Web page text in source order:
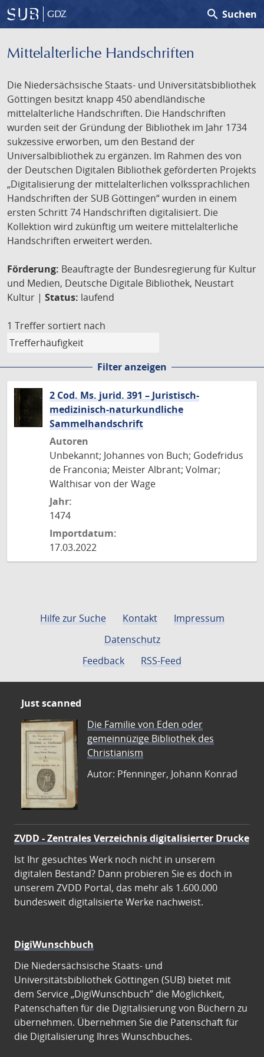
GDZ search Suchen
Mittelalterliche Handschriften
Die Niedersächsische Staats- und Universitätsbibliothek
Göttingen besitzt knapp 450 abendländische
mittelalterliche Handschriften. Die Handschriften
wurden seit der Gründung der Bibliothek im Jahr 1734
sukzessive erworben, um den Bestand der
Universalbibliothek zu ergänzen. Im Rahmen des von
der Deutschen Digitalen Bibliothek geförderten Projekts
„Digitalisierung der mittelalterlichen volkssprachlichen
Handschriften der SUB Göttingen“ wurden in einem
ersten Schritt 74 Handschriften digitalisiert. Die
Kollektion wird zukünftig um weitere mittelalterliche
Handschriften erweitert werden.
Förderung: Beauftragte der Bundesregierung für Kultur
und Medien, Deutsche Digitale Bibliothek, Neustart
Kultur | Status: laufend
1 Treffer sortiert nach
Filter anzeigen
2 Cod. Ms. jurid. 391 – Juristisch-
medizinisch-naturkundliche
Sammelhandschrift
Autoren
Unbekannt; Johannes von Buch; Godefridus
de Franconia; Meister Albrant; Volmar;
Walthisar von der Wage
Jahr:
1474
Importdatum:
17.03.2022
Hilfe zur Suche Kontakt
Impressum
Datenschutz
Feedback
RSS-Feed
Just scanned
Die Familie von Eden oder
gemeinnüzige Bibliothek des
Christianism
Autor: Pfenninger, Johann Konrad
ZVDD - Zentrales Verzeichnis digitalisierter Drucke
Ist Ihr gesuchtes Werk noch nicht in unserem
digitalen Bestand? Dann probieren Sie es doch in
unserem ZVDD Portal, das mehr als 1.600.000
bundesweit digitalisierte Werke nachweist.
DigiWunschbuch
Die Niedersächsische Staats- und
Universitätsbibliothek Göttingen (SUB) bietet mit
dem Service „DigiWunschbuch” die Möglichkeit,
Patenschaften für die Digitalisierung von Büchern zu
übernehmen. Übernehmen Sie die Patenschaft für
die Digitalisierung Ihres Wunschbuches.